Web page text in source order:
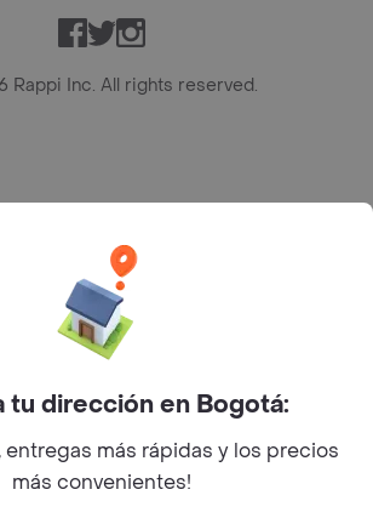
Facebook
TwitterInstagram
Rappi Inc. All rights reserved.
--- notificacionesrappi@rappi.com
tu dirección en Bogotá:
entregas más rápidas y los precios
más convenientes!